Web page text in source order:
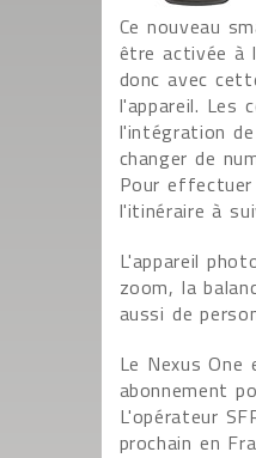
Ce nouveau
être activée à
donc avec
l'appareil. Les
l'intégration
changer de
Pour
l'itinéraire à
L'appareil
zoom, la
aussi de
Le Nexus
abonnement
L'opérateur
prochain en